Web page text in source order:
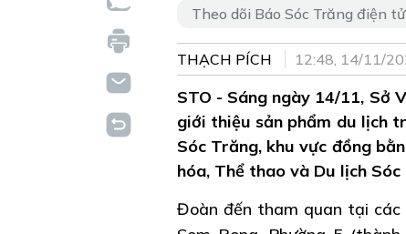
Theo dõi Báo Sóc Trăng điện
THẠCH PÍCH 12:48, 14/11/
STO - Sáng ngày 14/11, Sở
giới thiệu sản phẩm du lịch
Sóc Trăng, khu vực đồng
hóa, Thể thao và Du lịch
Đoàn đến tham quan tại các